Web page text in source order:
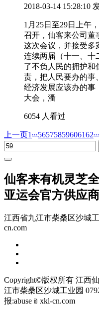
2018-03-14 15:28:10
1月25日至29日上午
召开，仙客来公司董
这次会议，并接受多
连续两届（十一、十
了不负人民的拥护和
责，把人民要办的事
经济发展应该办的事
大会，潘
6054 人看过
上一页1...56575859606162...
仙客来有机灵芝
亚运会官方供应商
江西省九江市柴桑区沙城
cn.com
Copyright©版权所有 江西
江市柴桑区沙城工业园
报:abuse﹫xkl-cn.com